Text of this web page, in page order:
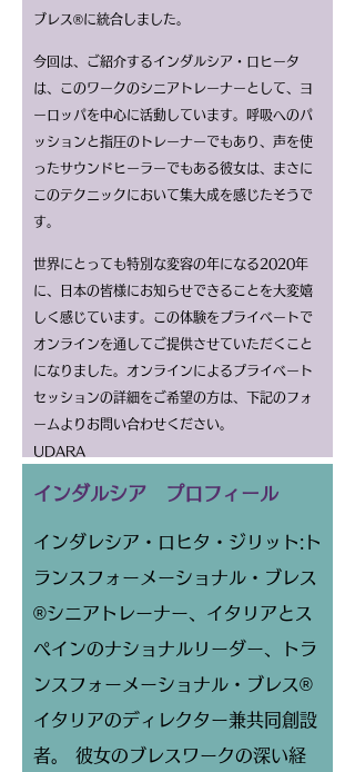
ブレス®に統合しました。
今回は、ご紹介するインダルシア・ロヒータ
は、このワークのシニアトレーナーとして、ヨ
ーロッパを中心に活動しています。呼吸へのパ
ッションと指圧のトレーナーでもあり、声を使
ったサウンドヒーラーでもある彼女は、まさに
このテクニックにおいて集大成を感じたそうで
す。
世界にとっても特別な変容の年になる2020年
に、日本の皆様にお知らせできることを大変嬉
しく感じています。この体験をプライベートで
オンラインを通してご提供させていただくこと
になりました。オンラインによるプライベート
セッションの詳細をご希望の方は、下記のフォ
ームよりお問い合わせください。
UDARA
​インダルシア プロフィール
インダレシア・ロヒタ・ジリット:ト
ランスフォーメーショナル・ブレス
®シニアトレーナー、イタリアとス
ペインのナショナルリーダー、トラ
ンスフォーメーショナル・ブレス®
イタリアのディレクター兼共同創設
者。 彼女のブレスワークの深い経